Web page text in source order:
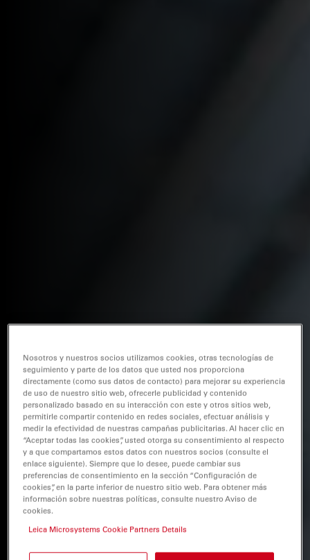
Nosotros y nuestros socios utilizamos cookies, otras tecnologías de
seguimiento y parte de los datos que usted nos proporciona
directamente (como sus datos de contacto) para mejorar su experiencia
de uso de nuestro sitio web, ofrecerle publicidad y contenido
personalizado basado en su interacción con este y otros sitios web,
permitirle compartir contenido en redes sociales, efectuar análisis y
medir la efectividad de nuestras campañas publicitarias. Al hacer clic en
“Aceptar todas las cookies”, usted otorga su consentimiento al respecto
y a que compartamos estos datos con nuestros socios (consulte el
enlace siguiente). Siempre que lo desee, puede cambiar sus
preferencias de consentimiento en la sección “Configuración de
cookies”, en la parte inferior de nuestro sitio web. Para obtener más
información sobre nuestras políticas, consulte nuestro Aviso de
cookies.
Leica Microsystems Cookie Partners Details